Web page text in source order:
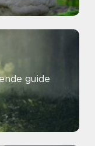
guide